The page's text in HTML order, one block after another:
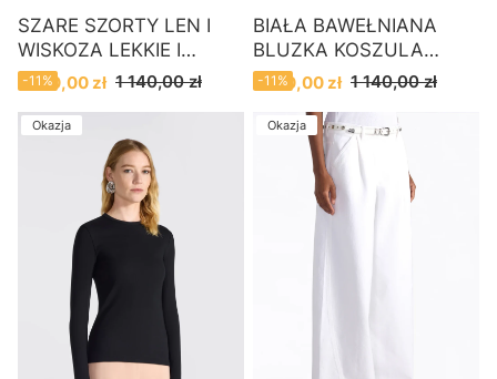
SZARE SZORTY LEN I
WISKOZA LEKKIE I
ELEGANCKIE LIVIANA
CONTI
Cena promocyjna
1 020,00 zł 1 140,00 zł
-11%
BIAŁA BAWEŁNIANA
BLUZKA KOSZULA
LIVIANA CONTI
Cena promocyjna
1 020,00 zł 1 140,00 zł
-11%
Okazja Okazja